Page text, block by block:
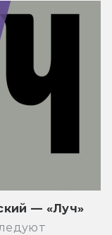
— «Луч»